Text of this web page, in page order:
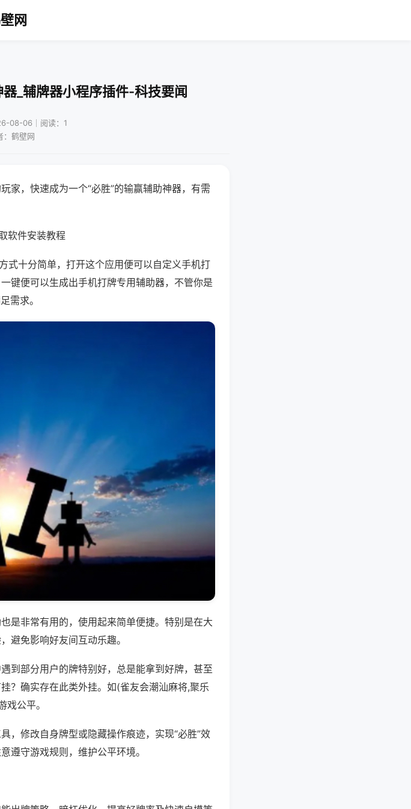
网
_辅牌器小程序插件-科技要闻
08-06｜阅读：1
：鹤壁网
家，快速成为一个“必胜”的输赢辅助神器，有需
软件安装教程
式十分简单，打开这个应用便可以自定义手机打
键便可以生成出手机打牌专用辅助器，不管你是
需求。
是非常有用的，使用起来简单便捷。特别是在大
避免影响好友间互动乐趣。
到部分用户的牌特别好，总是能拿到好牌，甚至
？确实存在此类外挂。如(雀友会潮汕麻将,聚乐
公平。
，修改自身牌型或隐藏操作痕迹，实现“必胜”效
遵守游戏规则，维护公平环境。